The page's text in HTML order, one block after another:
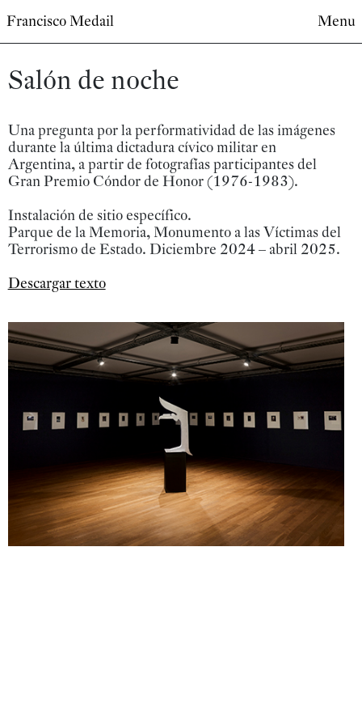
Francisco Medail Menu
Salón de noche
Una pregunta por la performatividad de las imágenes
durante la última dictadura cívico militar en
Argentina, a partir de fotografías participantes del
Gran Premio Cóndor de Honor (1976-1983).
Instalación de sitio específico.
Parque de la Memoria, Monumento a las Víctimas del
Terrorismo de Estado. Diciembre 2024 – abril 2025.
Descargar texto